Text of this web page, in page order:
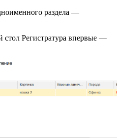
раздела —
стол Регистратура впервые —